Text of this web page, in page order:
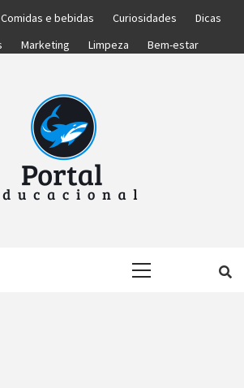
Comidas e bebidas Curiosidades
Dicas
Marketing Limpeza Bem-estar